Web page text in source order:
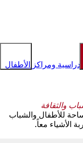
ومراكز الأطفال
والثقافة
للأطفال والشباب
الأشياء معاً.